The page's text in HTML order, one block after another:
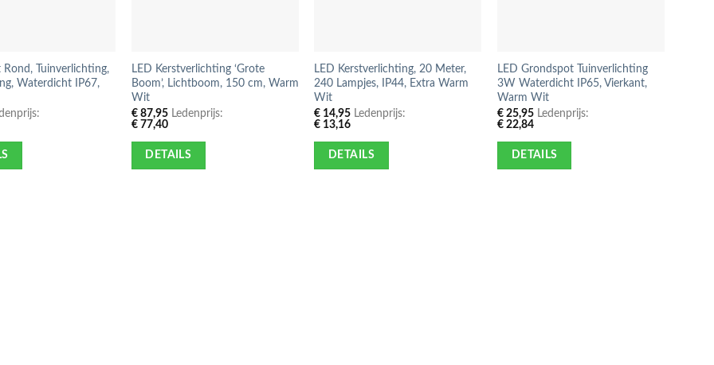
Tuinverlichting,
Waterdicht IP67,
LED Kerstverlichting ‘Grote
Boom’, Lichtboom, 150 cm, Warm
Wit
€87,95Ledenprijs:
€77,40
DETAILS
LED Kerstverlichting, 20 Meter,
240 Lampjes, IP44, Extra Warm
Wit
€ 14,95 Ledenprijs:
€ 13,16
DETAILS
LED Grondspot Tuinverlichting
3W Waterdicht IP65, Vierkant,
Warm Wit
€ 25,95 Ledenprijs:
€ 22,84
DETAILS